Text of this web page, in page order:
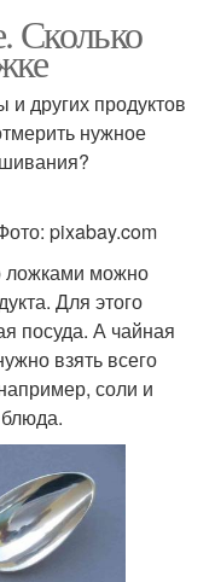
Сколько
других продуктов
нужное
pixabay.com
ложками можно
Для этого
посуда. А чайная
взять всего
соли и